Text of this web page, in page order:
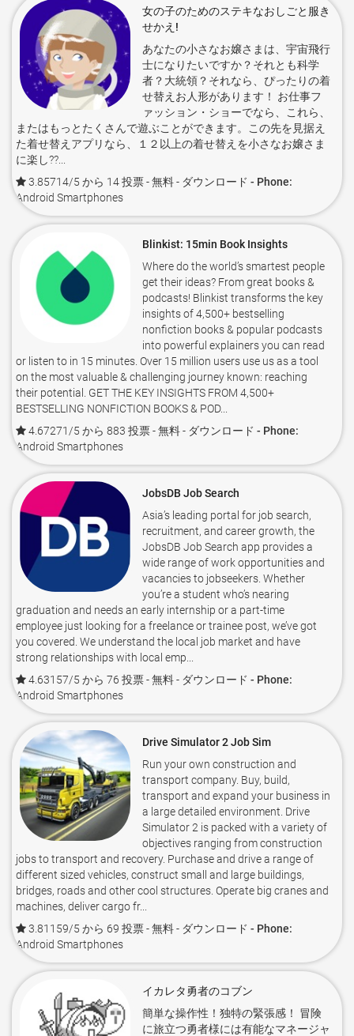
女の子のためのステキなおしごと服き
せかえ!
あなたの小さなお嬢さまは、宇宙飛行
士になりたいですか？それとも科学
者？大統領？それなら、ぴったりの着
せ替えお人形があります！ お仕事フ
ァッション・ショーでなら、これら、
またはもっとたくさんで遊ぶことができます。この先を見据え
た着せ替えアプリなら、１２以上の着せ替えを小さなお嬢さま
に楽し??...
3.85714/5 から 14 投票- 無料 - ダウンロード - Phone:
Android Smartphones
Blinkist: 15min Book Insights
Where do the world’s smartest people
get their ideas? From great books &
podcasts! Blinkist transforms the key
insights of 4,500+ bestselling
nonfiction books & popular podcasts
into powerful explainers you can read
or listen to in 15 minutes. Over 15 million users use us as a tool
on the most valuable & challenging journey known: reaching
their potential. GET THE KEY INSIGHTS FROM 4,500+
BESTSELLING NONFICTION BOOKS & POD...
4.67271/5 から 883 投票- 無料 - ダウンロード - Phone:
Android Smartphones
JobsDB Job Search
Asia’s leading portal for job search,
recruitment, and career growth, the
JobsDB Job Search app provides a
wide range of work opportunities and
vacancies to jobseekers. Whether
you’re a student who’s nearing
graduation and needs an early internship or a part-time
employee just looking for a freelance or trainee post, we’ve got
you covered. We understand the local job market and have
strong relationships with local emp...
4.63157/5 から 76 投票- 無料 - ダウンロード - Phone:
Android Smartphones
Drive Simulator 2 Job Sim
Run your own construction and
transport company. Buy, build,
transport and expand your business in
a large detailed environment. Drive
Simulator 2 is packed with a variety of
objectives ranging from construction
jobs to transport and recovery. Purchase and drive a range of
different sized vehicles, construct small and large buildings,
bridges, roads and other cool structures. Operate big cranes and
machines, deliver cargo fr...
3.81159/5 から 69 投票- 無料 - ダウンロード - Phone:
Android Smartphones
イカレタ勇者のコブン
簡単な操作性！独特の緊張感！ 冒険
に旅立つ勇者様には有能なマネージャ